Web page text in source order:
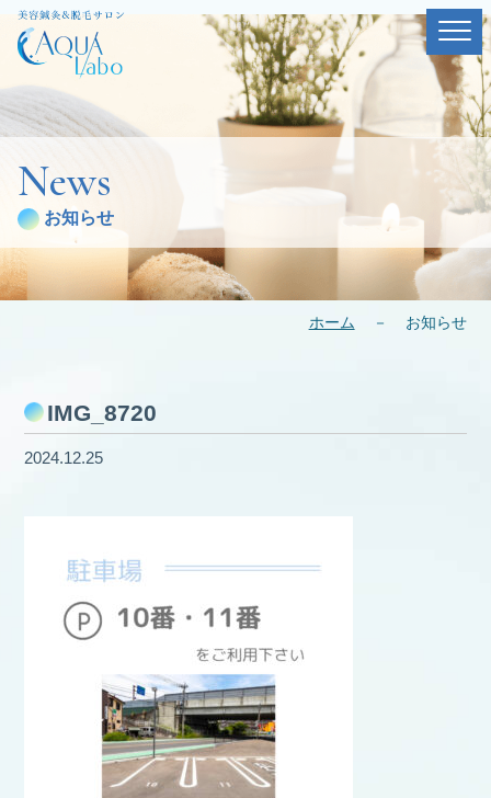
News
お知らせ
ホーム － お知らせ
IMG_8720
2024.12.25